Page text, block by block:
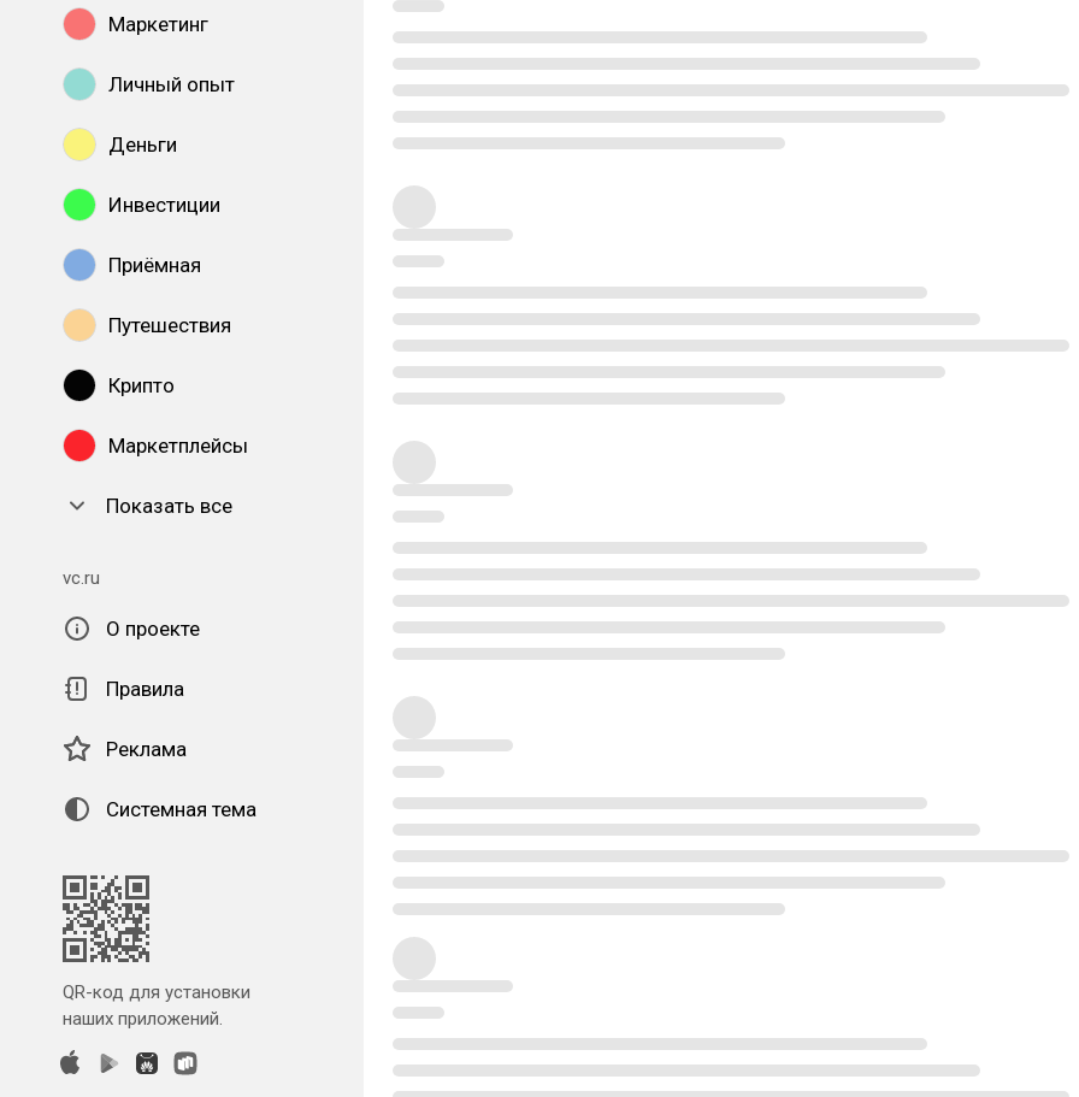
Маркетинг
Личный опыт
Деньги
Инвестиции
Приёмная
Путешествия
Крипто
Маркетплейсы
Показать все
vc.ru
О проекте
Правила
Реклама
Системная тема
QR-код для установки
наших приложений.